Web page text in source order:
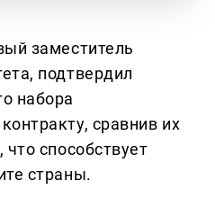
заместитель
подтвердил
набора
сравнив их
способствует
страны.